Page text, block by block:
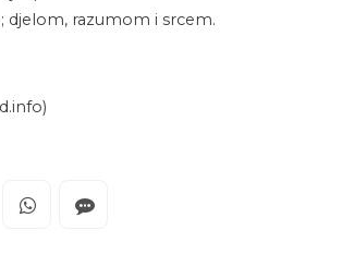
djelom, razumom i srcem.